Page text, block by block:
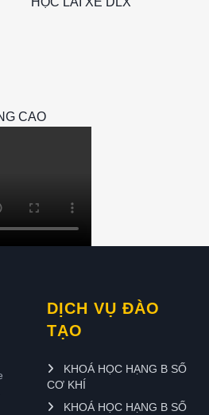
CAO
DỊCH VỤ ĐÀO
TẠO
KHOÁ HỌC HẠNG B SỐ
CƠ KHÍ
KHOÁ HỌC HẠNG B SỐ